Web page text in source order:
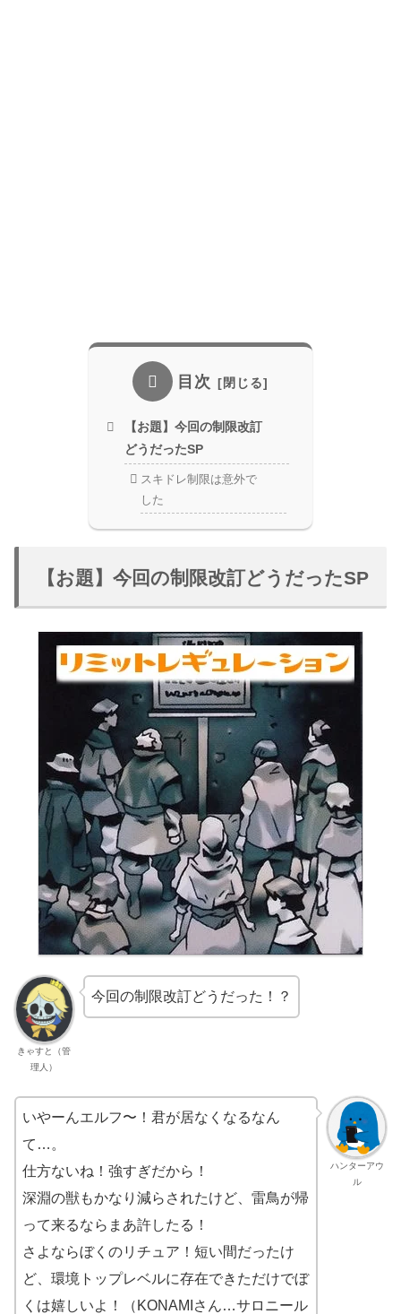
目次
【お題】今回の制限改訂
どうだったSP
スキドレ制限は意外で
した
【お題】今回の制限改訂どうだったSP
きゃすと（管
理人）
今回の制限改訂どうだった！？
ハンターアウ
ル
いやーんエルフ〜！君が居なくなるなん
て…。
仕方ないね！強すぎだから！
深淵の獣もかなり減らされたけど、雷鳥が帰
って来るならまあ許したる！
さよならぼくのリチュア！短い間だったけ
ど、環境トップレベルに存在できただけでぼ
くは嬉しいよ！（KONAMIさん…サロニール